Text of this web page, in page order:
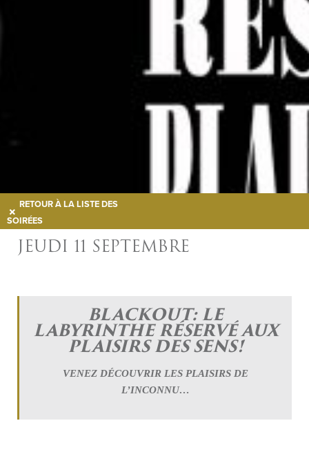
RETOUR À LA LISTE DES
SOIRÉES
JEUDI 11 SEPTEMBRE
BLACKOUT: LE
LABYRINTHE RÉSERVÉ AUX
PLAISIRS DES SENS!
VENEZ DÉCOUVRIR LES PLAISIRS DE
L’INCONNU…